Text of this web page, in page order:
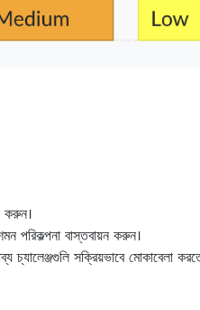
করুন।
পরিকল্পনা বাস্তবায়ন করুন।
সক্রিয়ভাবে মোকাবেলা